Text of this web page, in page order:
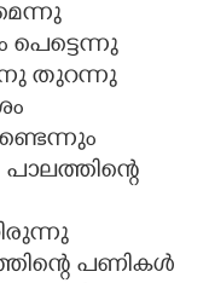
തുറന്നു
പണികൾ